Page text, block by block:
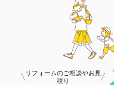
リフォームのご相談やお見
積り